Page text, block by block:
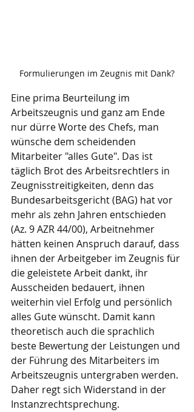
Formulierungen im Zeugnis mit Dank?
Eine prima Beurteilung im
Arbeitszeugnis und ganz am Ende
nur dürre Worte des Chefs, man
wünsche dem scheidenden
Mitarbeiter "alles Gute". Das ist
täglich Brot des Arbeitsrechtlers in
Zeugnisstreitigkeiten, denn das
Bundesarbeitsgericht (BAG) hat vor
mehr als zehn Jahren entschieden
(Az. 9 AZR 44/00), Arbeitnehmer
hätten keinen Anspruch darauf, dass
ihnen der Arbeitgeber im Zeugnis für
die geleistete Arbeit dankt, ihr
Ausscheiden bedauert, ihnen
weiterhin viel Erfolg und persönlich
alles Gute wünscht. Damit kann
theoretisch auch die sprachlich
beste Bewertung der Leistungen und
der Führung des Mitarbeiters im
Arbeitszeugnis untergraben werden.
Daher regt sich Widerstand in der
Instanzrechtsprechung.